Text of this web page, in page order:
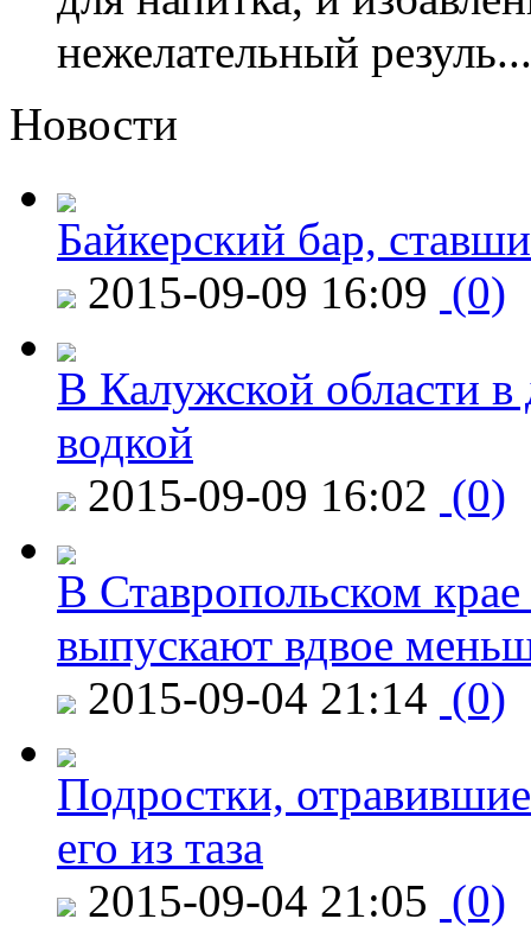
нежелательный резуль...
Новости
Байкерский бар,
2015-09-09 16:09 (0)
В Калужской области в
водкой
2015-09-09 16:02 (0)
В Ставропольском
выпускают вдвое
2015-09-04 21:14 (0)
Подростки,
его из таза
2015-09-04 21:05 (0)